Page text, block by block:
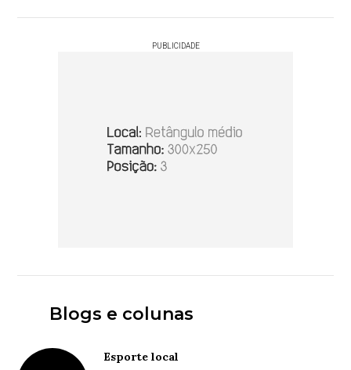
PUBLICIDADE
Blogs e colunas
Esporte local